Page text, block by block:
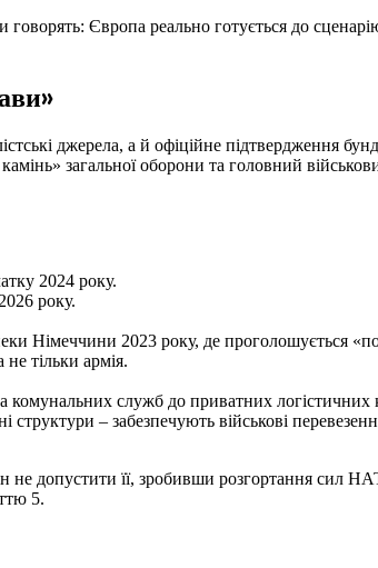
Європа реально готується до
джерела, а й офіційне підтвердження
загальної оборони та головний
2024 року.
року.
Німеччини 2023 року, де проголошується
тільки армія.
комунальних служб до приватних логістичних
– забезпечують військові
допустити її, зробивши розгортання сил
5.